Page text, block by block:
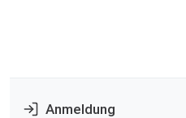
Anmeldung